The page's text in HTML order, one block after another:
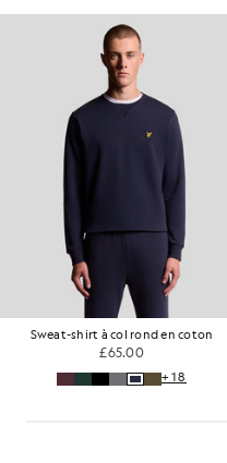
Sweat-shirt à col rond en coton
£65.00
+18